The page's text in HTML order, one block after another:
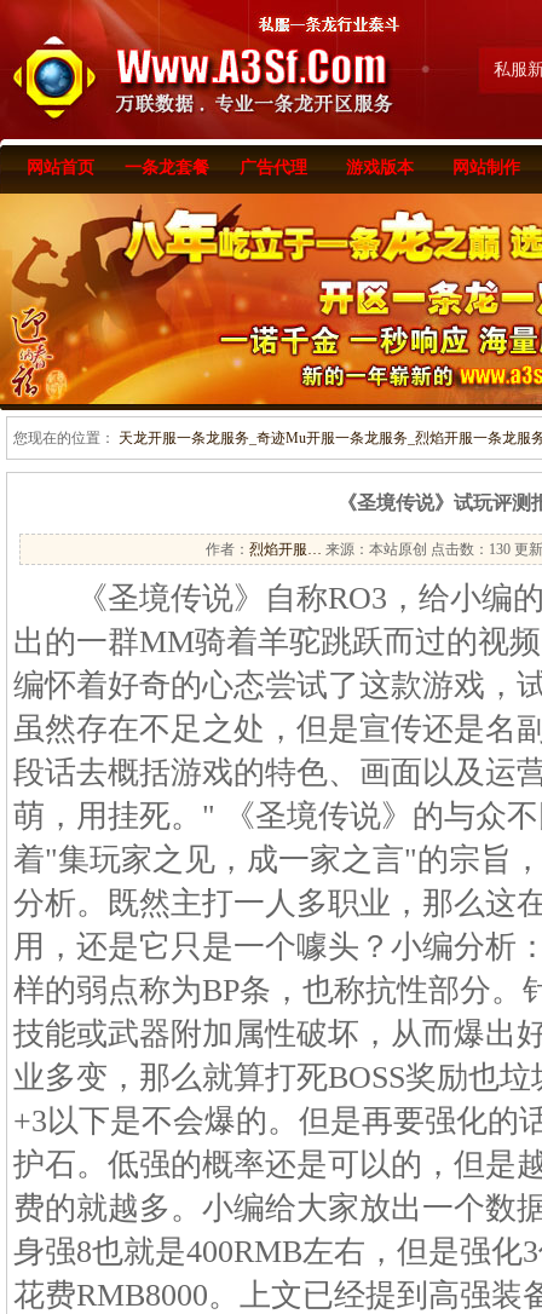
私服
网站首页 一条龙套餐 广告代理 游戏版本 网站制作
您现在的位置： 天龙开服一条龙服务_奇迹Mu开服一条龙服务_烈焰开服一条龙服
《圣境传说》试玩评测
作者： 烈焰开服… 来源：本站原创 点击数： 130 更
《圣境传说》自称RO3，给小编
出的一群MM骑着羊驼跳跃而过的视
编怀着好奇的心态尝试了这款游戏，
虽然存在不足之处，但是宣传还是名
段话去概括游戏的特色、画面以及运
萌，用挂死。" 《圣境传说》的与众
着"集玩家之见，成一家之言"的宗旨
分析。既然主打一人多职业，那么这
用，还是它只是一个噱头？小编分析
样的弱点称为BP条，也称抗性部分。
技能或武器附加属性破坏，从而爆出
业多变，那么就算打死BOSS奖励也
+3以下是不会爆的。但是再要强化的
护石。低强的概率还是可以的，但是
费的就越多。小编给大家放出一个数
身强8也就是400RMB左右，但是强化
花费RMB8000。上文已经提到高强装